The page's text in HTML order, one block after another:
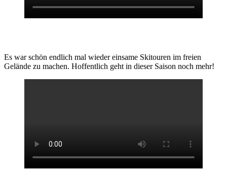
Es war schön endlich mal wieder einsame Skitouren im freien
Gelände zu machen. Hoffentlich geht in dieser Saison noch mehr!